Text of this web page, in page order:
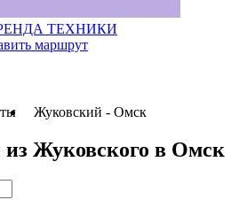
ТЕХНИКИ
маршрут
Жуковский - Омск
из Жуковского в Омск